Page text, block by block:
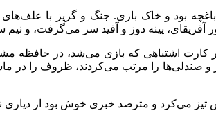
بود و خاک بازی. جنگ و گریز با
آفید سر می‌‌گرفت، و نیم ساعت بعد می‌‌رسید به لرد کرزن،
کارت اشتباهی‌ که بازی می‌‌شد، در
صندلی‌ها را مرتب می‌‌کردند، ظروف را در
تیز می‌‌کرد و مترصد خبری خوش بود از